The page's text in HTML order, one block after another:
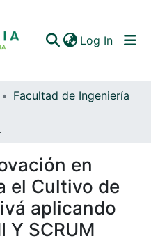
Log In
Facultad de Ingeniería
Y SCRUM
en
el Cultivo de
aplicando
Y SCRUM